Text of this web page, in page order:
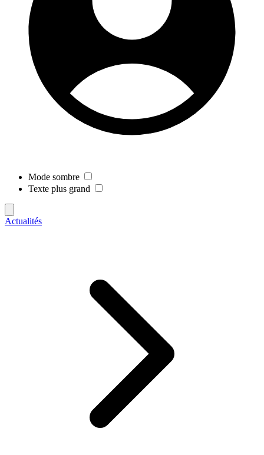
Mode sombre
Texte plus grand
Actualités